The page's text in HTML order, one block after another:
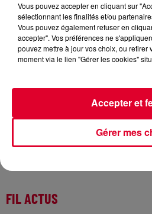
FIL ACTUS
Vous pouvez accepter en cliquant sur
sélectionnant les finalités et/ou
Vous pouvez également refuser en
accepter". Vos préférences ne
pouvez mettre à jour vos choix, ou retirer
moment via le lien "Gérer les cookies"
Gérer mes
Accepter et